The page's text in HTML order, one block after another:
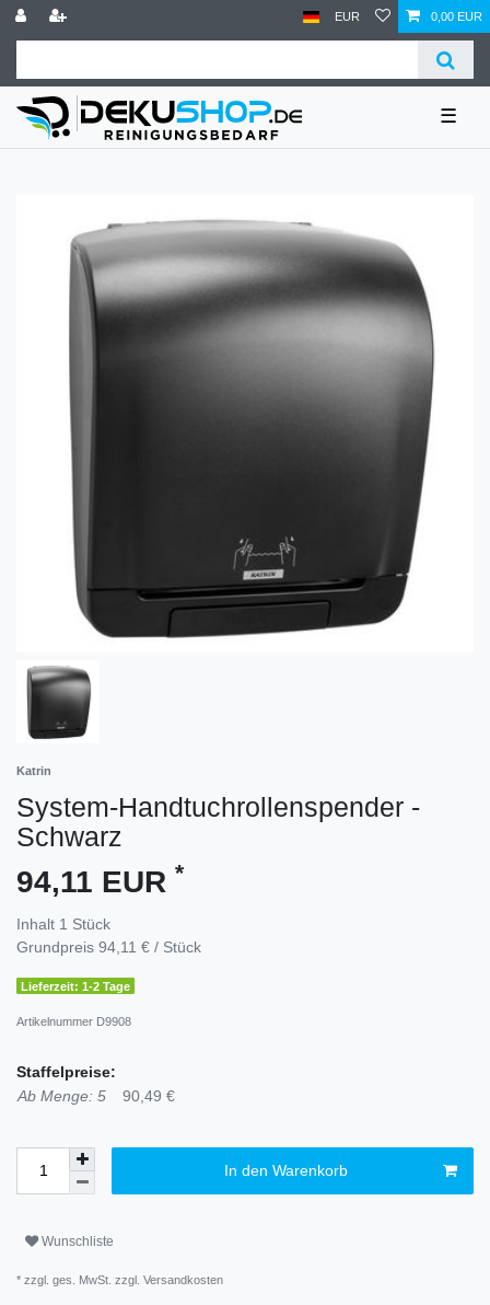
EUR 0,00 EUR
☰
Katrin
System-Handtuchrollenspender -
Schwarz
94,11 EUR *
Inhalt 1 Stück
Grundpreis 94,11 € / Stück
Lieferzeit: 1-2 Tage
Artikelnummer D9908
Staffelpreise:
Ab Menge: 5
90,49 €
In den Warenkorb
Wunschliste
* zzgl. ges. MwSt. zzgl. Versandkosten